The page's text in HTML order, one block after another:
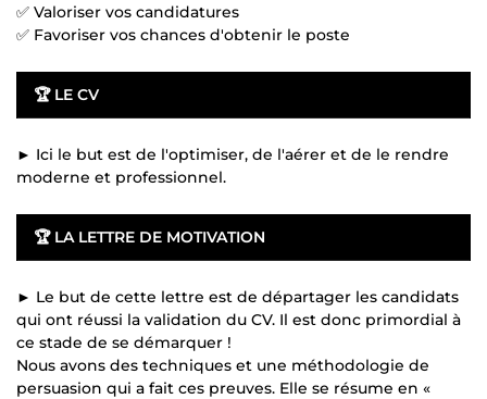
✅ Valoriser vos candidatures
✅ Favoriser vos chances d'obtenir le poste
🏆 LE CV
► Ici le but est de l'optimiser, de l'aérer et de le rendre
moderne et professionnel.
🏆 LA LETTRE DE MOTIVATION
► Le but de cette lettre est de départager les candidats
qui ont réussi la validation du CV. Il est donc primordial à
ce stade de se démarquer !
Nous avons des techniques et une méthodologie de
persuasion qui a fait ces preuves. Elle se résume en «